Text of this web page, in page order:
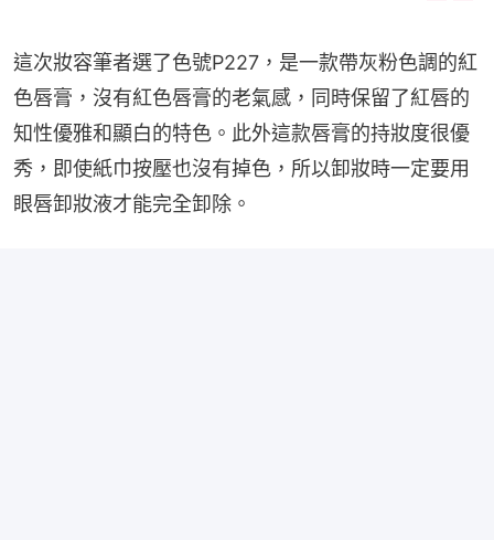
這次妝容筆者選了色號P227，是一款帶灰粉色調的紅
色唇膏，沒有紅色唇膏的老氣感，同時保留了紅唇的
知性優雅和顯白的特色。此外這款唇膏的持妝度很優
秀，即使紙巾按壓也沒有掉色，所以卸妝時一定要用
眼唇卸妝液才能完全卸除。